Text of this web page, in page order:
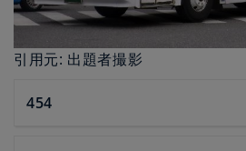
引用元: 出題者撮影
454